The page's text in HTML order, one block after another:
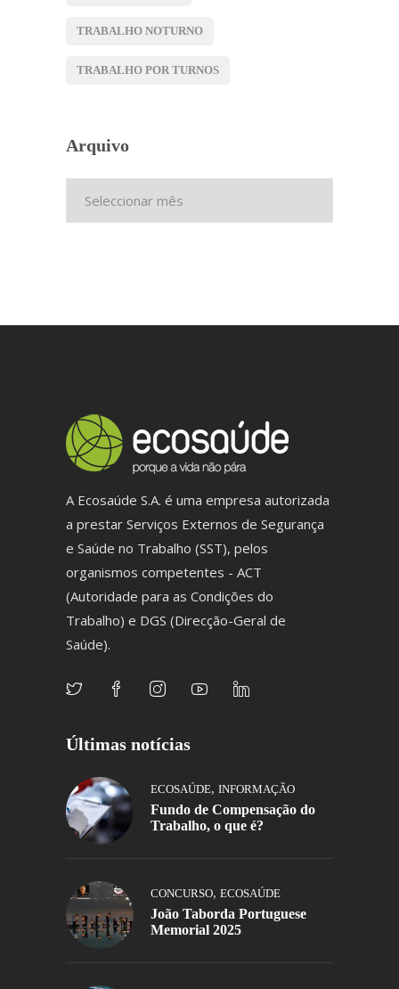
TRABALHO NOTURNO
TRABALHO POR TURNOS
Arquivo
A Ecosaúde S.A. é uma empresa autorizada
a prestar Serviços Externos de Segurança
e Saúde no Trabalho (SST), pelos
organismos competentes - ACT
(Autoridade para as Condições do
Trabalho) e DGS (Direcção-Geral de
Saúde).
Últimas notícias
ECOSAÚDE, INFORMAÇÃO
Fundo de Compensação do
Trabalho, o que é?
CONCURSO, ECOSAÚDE
João Taborda Portuguese
Memorial 2025